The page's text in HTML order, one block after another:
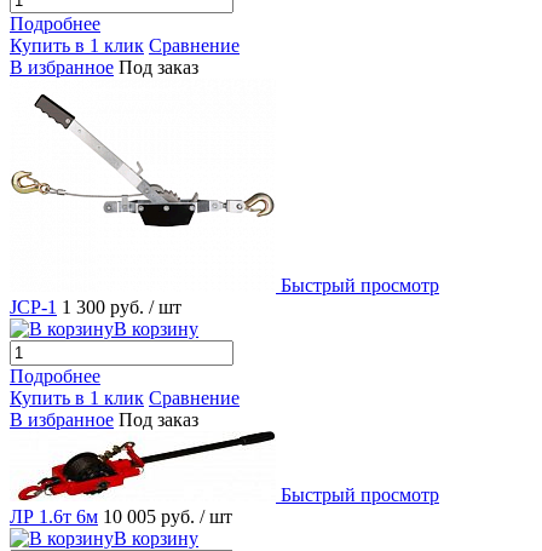
Подробнее
Купить в 1 клик Сравнение
В избранное Под заказ
Быстрый просмотр
JCP-1 1 300 руб. / шт
В корзину
Подробнее
Купить в 1 клик Сравнение
В избранное Под заказ
Быстрый просмотр
ЛР 1.6т 6м 10 005 руб. / шт
В корзину